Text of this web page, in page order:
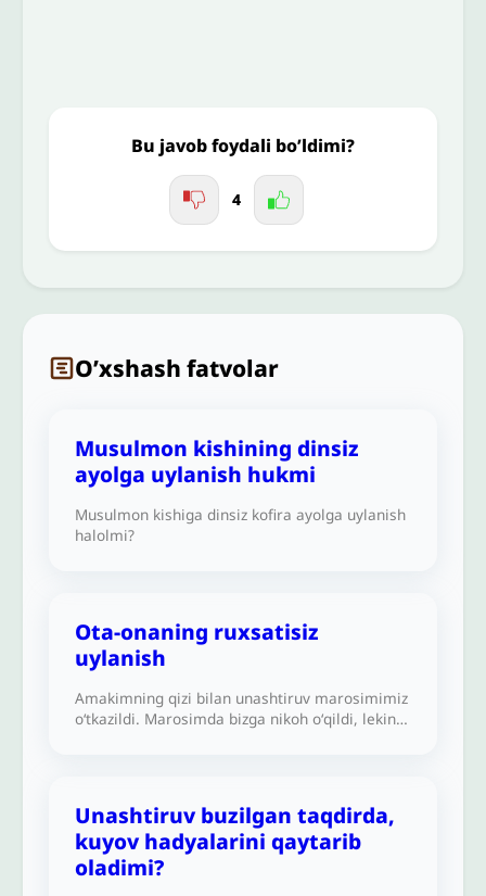
Bu javob foydali bo’ldimi?
4
O’xshash fatvolar
Musulmon kishining dinsiz
ayolga uylanish hukmi
Musulmon kishiga dinsiz kofira ayolga uylanish
halolmi?
Ota-onaning ruxsatisiz
uylanish
Amakimning qizi bilan unashtiruv marosimimiz
oʻtkazildi. Marosimda bizga nikoh oʻqildi, lekin
bo‘lganda bu haqda ota-onamga aytdim. Lekin
ular xafa bo‘lishdi va xotinimni taloq qilib,
amakimning qiziga uylanishimni talab qilishdi.
Unashtiruv buzilgan taqdirda,
kuyov hadyalarini qaytarib
oladimi?